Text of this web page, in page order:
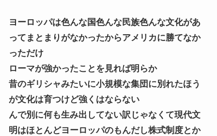
ヨーロッパは色んな国色んな民族色んな文化があ
ってまとまりがなかったからアメリカに勝てなか
っただけ
ローマが強かったことを見れば明らか
昔のギリシャみたいに小規模な集団に別れたほう
が文化は育つけど強くはならない
んで別に何も生み出してない訳じゃなくて現代文
明はほとんどヨーロッパのもんだし株式制度とか